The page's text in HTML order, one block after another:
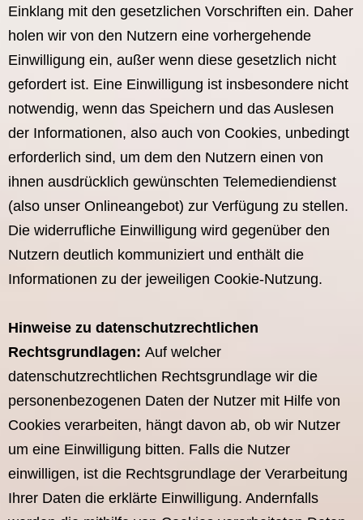
Einklang mit den gesetzlichen Vorschriften ein. Daher
holen wir von den Nutzern eine vorhergehende
Einwilligung ein, außer wenn diese gesetzlich nicht
gefordert ist. Eine Einwilligung ist insbesondere nicht
notwendig, wenn das Speichern und das Auslesen
der Informationen, also auch von Cookies, unbedingt
erforderlich sind, um dem den Nutzern einen von
ihnen ausdrücklich gewünschten Telemediendienst
(also unser Onlineangebot) zur Verfügung zu stellen.
Die widerrufliche Einwilligung wird gegenüber den
Nutzern deutlich kommuniziert und enthält die
Informationen zu der jeweiligen Cookie-Nutzung.
Hinweise zu datenschutzrechtlichen
Rechtsgrundlagen: Auf welcher
datenschutzrechtlichen Rechtsgrundlage wir die
personenbezogenen Daten der Nutzer mit Hilfe von
Cookies verarbeiten, hängt davon ab, ob wir Nutzer
um eine Einwilligung bitten. Falls die Nutzer
einwilligen, ist die Rechtsgrundlage der Verarbeitung
Ihrer Daten die erklärte Einwilligung. Andernfalls